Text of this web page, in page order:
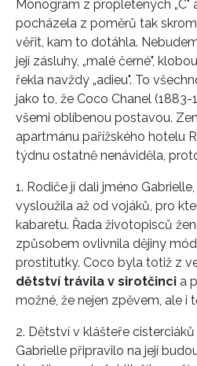
Monogram z propletených „C"
pocházela z poměrů tak
věřit, kam to dotáhla.
její zásluhy, „malé černé",
řekla navždy „adieu". To
jako to, že Coco Chanel (1883-
všemi oblíbenou postavou.
apartmánu pařížského hotelu
týdnu ostatně nenáviděla,
1. Rodiče jí dali jméno
vysloužila až od vojáků, pro
kabaretu. Řada životopisců
způsobem ovlivnila dějiny
prostitutky. Coco byla totiž z
dětství trávila v sirotčinci a
možné, že nejen zpěvem, ale i
2. Dětství v klášteře
Gabrielle připravilo na její